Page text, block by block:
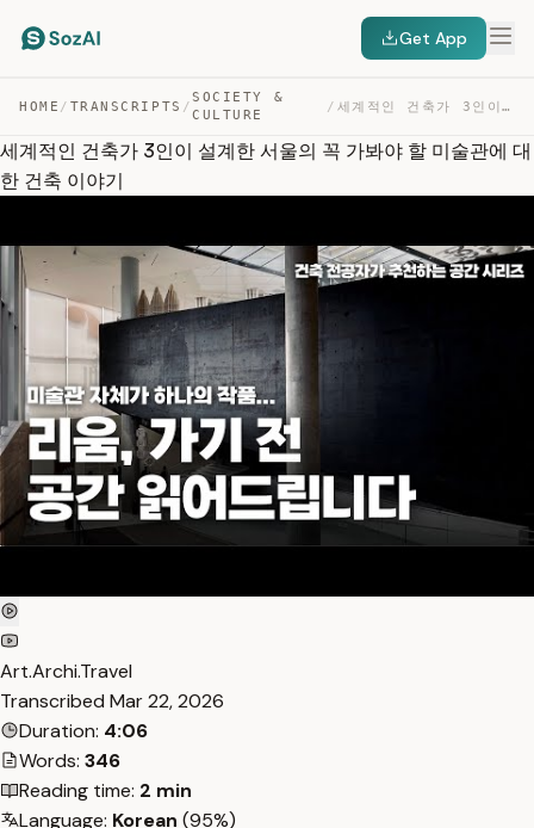
Get App
HOME / TRANSCRIPTS /
SOCIETY &
CULTURE
/ 세계적인 건축가 3인이 설계한 서울의 꼭 가봐야 할 미술관에 대한 건축 이야기 — TRANSCRIPT
세계적인 건축가 3인이 설계한 서울의 꼭 가봐야 할 미술관에 대
한 건축 이야기
Art.Archi.Travel
Transcribed Mar 22, 2026
Duration: 4:06
Words: 346
Reading time: 2 min
Language: Korean (95%)